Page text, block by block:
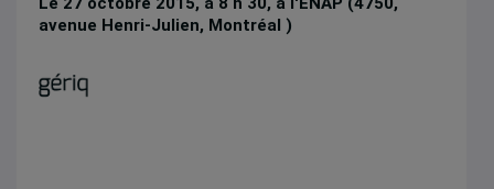
avenue Henri-Julien, Montréal )